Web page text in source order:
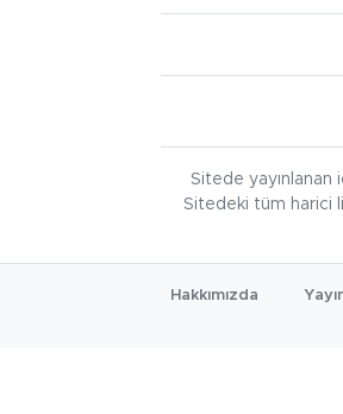
Sitede yayınlanan
Sitedeki tüm harici
Hakkımızda